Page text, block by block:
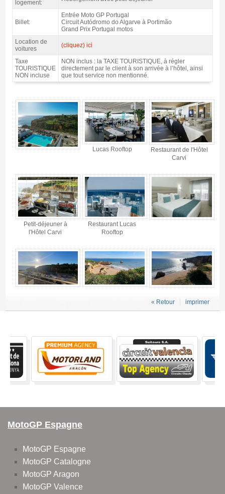
logement:
Billet:
Entrée Moto GP Portugal
Circuit Autódromo do Algarve à Portimão
Grand Prix Portugal motos
Location de
voitures
(cliquez) ici
Taxe
TOURISTIQUE
NON incluse
NON inclus : la TAXE TOURISTIQUE, à régler
directement par le client à son arrivée à l’hôtel, ainsi
que tout service non mentionné.
Lucas Rooftop
Restaurant de l'Hôtel
Carvi
Petit-déjeuner à
l'Hôtel Carvi
Restaurant Lucas
Rooftop
imprimer
« Retour
MotoGP Espagne
MotoGP Espagne
MotoGP Catalogne
MotoGP Aragon
MotoGP Valence